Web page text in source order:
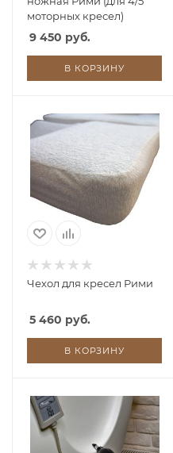
моторных кресел)
9 450 руб.
В КОРЗИНУ
Чехол для кресел Рими
5 460 руб.
В КОРЗИНУ